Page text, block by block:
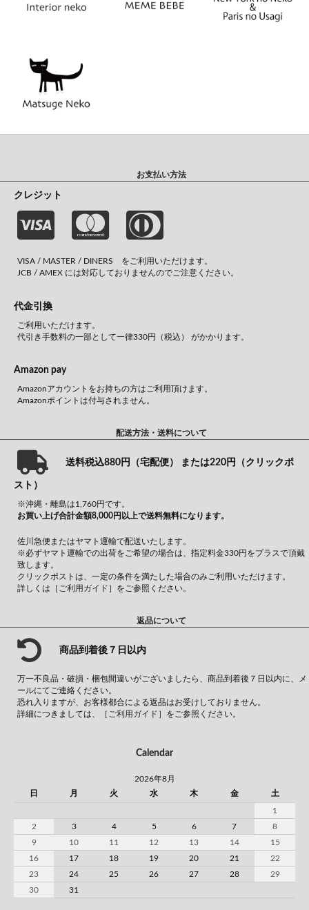
お支払い方法
クレジット
VISA / MASTER / DINERS をご利用いただけます。
JCB / AMEX には対応しておりませんのでご注意ください。
代金引換
ご利用いただけます。
代引き手数料の一部として一律330円（税込） がかかります。
Amazon pay
Amazonアカウントをお持ちの方はご利用頂けます。
Amazonポイントは付与されません。
配送方法・送料について
送料税込880円（宅配便） または220円（クリックポ
スト）
※沖縄・離島は1,760円です。
お買い上げ合計金額8,000円以上で送料無料になります。
佐川急便またはヤマト運輸で配送いたします。
※必ずヤマト運輸での出荷をご希望の場合は、指定料金330円をプラスで頂戴
致します。
クリックポストは、一定の条件を満たした場合のみご利用いただけます。
詳しくは ［ご利用ガイド］ をご参照ください。
返品について
商品到着後７日以内
万一不良品・破損・梱包間違いがございましたら、商品到着後７日以内に、メ
ールにてご連絡ください。
恐れ入りますが、お客様都合による返品はお受けしておりません。
詳細につきましては、
［ご利用ガイド］ をご参照ください。
Calendar
2026年8月
日
月 火 水 木 金 土
1
2
3 4 5 6 7
8
9
10 11 12 13 14
15
16
17 18 19 20 21
22
23
24 25 26 27 28
29
30
31